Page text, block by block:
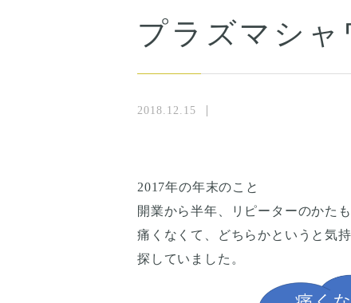
プラズマシャ
2018.12.15
2017年の年末のこと
開業から半年、リピーターのかた
痛くなくて、どちらかというと気
探していました。